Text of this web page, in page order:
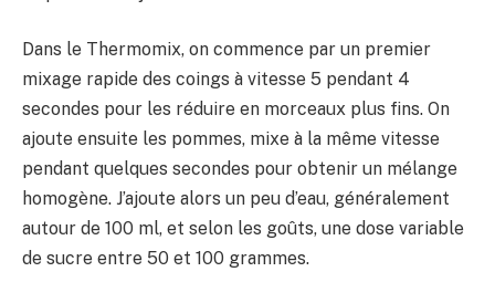
Dans le Thermomix, on commence par un premier
mixage rapide des coings à vitesse 5 pendant 4
secondes pour les réduire en morceaux plus fins. On
ajoute ensuite les pommes, mixe à la même vitesse
pendant quelques secondes pour obtenir un mélange
homogène. J’ajoute alors un peu d’eau, généralement
autour de 100 ml, et selon les goûts, une dose variable
de sucre entre 50 et 100 grammes.